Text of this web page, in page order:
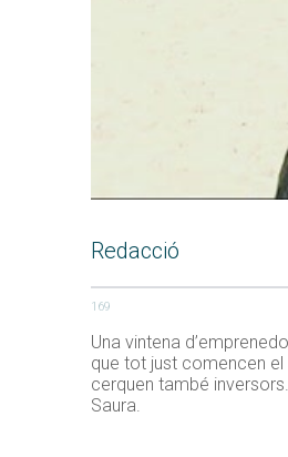
Redacció
169
Una vintena
que tot just comencen
cerquen també
Saura.